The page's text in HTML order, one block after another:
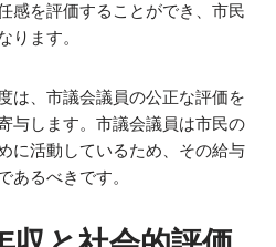
感を評価することができ、市民
ります。
は、市議会議員の公正な評価を
与します。市議会議員は市民の
に活動しているため、その給与
あるべきです。